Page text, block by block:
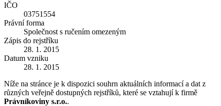
IČO
03751554
Právní forma
Společnost s ručením omezeným
Zápis do rejstříku
28. 1. 2015
Datum vzniku
28. 1. 2015
Níže na stránce je k dispozici souhrn aktuálních informací a dat z
různých veřejně dostupných rejstříků, které se vztahují k firmě
Právníkoviny s.r.o..